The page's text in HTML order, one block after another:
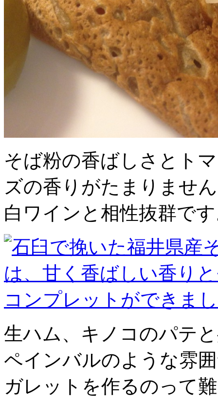
そば粉の香ばしさとト
ズの香りがたまりませ
白ワインと相性抜群で
生ハム、キノコのパテ
ペインバルのような雰
ガレットを作るのって